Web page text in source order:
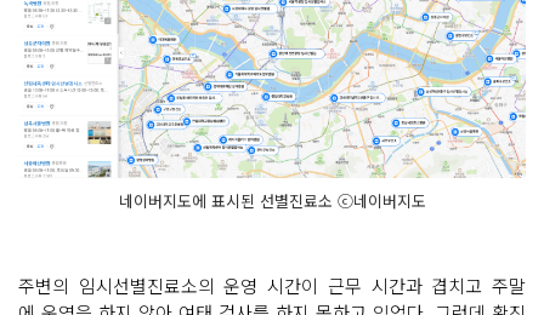
네이버지도에 표시된 선별진료소 ⓒ네이버지도
주변의 임시선별진료소의 운영 시간이 근무 시간과 겹치고 주말